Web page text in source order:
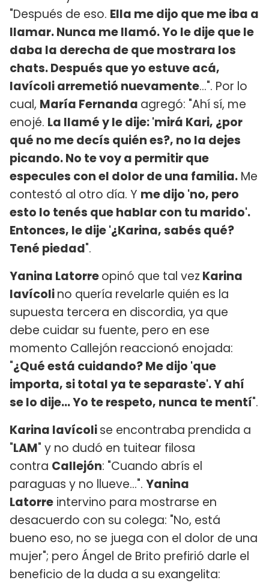
"Después de eso. Ella me dijo que me iba a
llamar. Nunca me llamó. Yo le dije que le
daba la derecha de que mostrara los
chats. Después que yo estuve acá,
Iavícoli arremetió nuevamente...". Por lo
cual, María Fernanda agregó: "Ahí sí, me
enojé. La llamé y le dije: 'mirá Kari, ¿por
qué no me decís quién es?, no la dejes
picando. No te voy a permitir que
especules con el dolor de una familia. Me
contestó al otro día. Y me dijo 'no, pero
esto lo tenés que hablar con tu marido'.
Entonces, le dije '¿Karina, sabés qué?
Tené piedad".
Yanina Latorreopinó que tal vez Karina
Iavícolino quería revelarle quién es la
supuesta tercera en discordia, ya que
debe cuidar su fuente, pero en ese
momento Callejón reaccionó enojada:
"¿Qué está cuidando? Me dijo 'que
importa, si total ya te separaste'. Y ahí
se lo dije... Yo te respeto, nunca te mentí".
Karina Iavícolise encontraba prendida a
"LAM" y no dudó en tuitear filosa
contra Callejón: "Cuando abrís el
paraguas y no llueve...". Yanina
Latorre intervino para mostrarse en
desacuerdo con su colega: "No, está
bueno eso, no se juega con el dolor de una
mujer"; pero Ángel de Brito prefirió darle el
beneficio de la duda a su exangelita: